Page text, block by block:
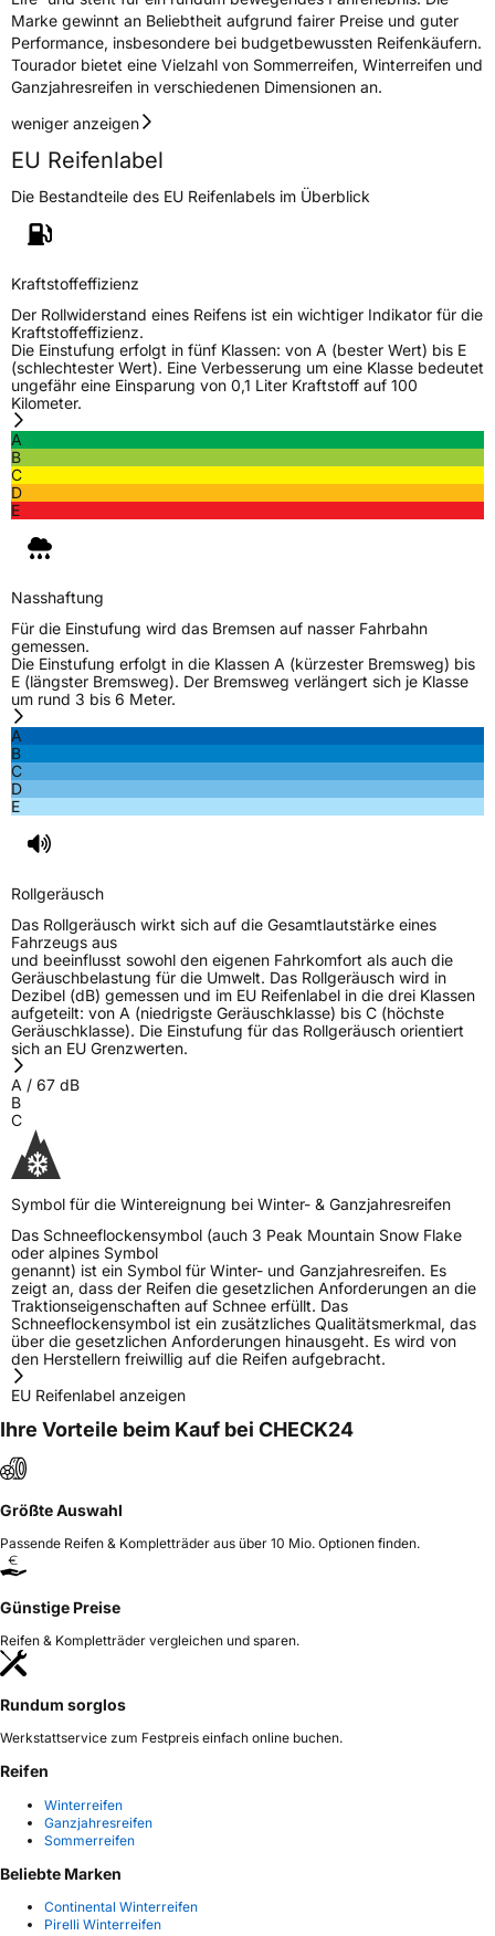
M+SJa
VerstärktXL
EU Label
EffizienzD
Nasshaftung
Rollgeräusch (Klasse)
Rollgeräusch (dB)
FahrzeugklasseC1
3PMSF / Schneeflockensymbol / Alpine-Symbol
EisgripNein
EPREL ID654472
Allgemeine Produktsicherheit (GPSR)
Herstellerkontakt
Verantwortliche
in der EU
Zhongce Rubber Europe, Hollerithallee 17
30419 Hannover Deutschland, sales@zc-
rubber.com
Marke gewinnt an Beliebtheit aufgrund fairer Preise und guter
Performance, insbesondere bei budgetbewussten Reifenkäufern.
Tourador bietet eine Vielzahl von Sommerreifen, Winterreifen und
Ganzjahresreifen in verschiedenen Dimensionen an.
weniger anzeigen
EU Reifenlabel
Die Bestandteile des EU Reifenlabels im Überblick
Kraftstoffeffizienz
Der Rollwiderstand eines Reifens ist ein wichtiger Indikator für die
Kraftstoffeffizienz.
Die Einstufung erfolgt in fünf Klassen: von A (bester Wert) bis E
(schlechtester Wert). Eine Verbesserung um eine Klasse bedeutet
ungefähr eine Einsparung von 0,1 Liter Kraftstoff auf 100
Kilometer.
A
B
C
D
E
Nasshaftung
Für die Einstufung wird das Bremsen auf nasser Fahrbahn
gemessen.
Die Einstufung erfolgt in die Klassen A (kürzester Bremsweg) bis
E (längster Bremsweg). Der Bremsweg verlängert sich je Klasse
um rund 3 bis 6 Meter.
A
B
C
D
E
Rollgeräusch
Das Rollgeräusch wirkt sich auf die Gesamtlautstärke eines
Fahrzeugs aus
und beeinflusst sowohl den eigenen Fahrkomfort als auch die
Geräuschbelastung für die Umwelt. Das Rollgeräusch wird in
Dezibel (dB) gemessen und im EU Reifenlabel in die drei Klassen
aufgeteilt: von A (niedrigste Geräuschklasse) bis C (höchste
Geräuschklasse). Die Einstufung für das Rollgeräusch orientiert
sich an EU Grenzwerten.
A / 67 dB
B
C
Symbol für die Wintereignung bei Winter- & Ganzjahresreifen
Das Schneeflockensymbol (auch 3 Peak Mountain Snow Flake
oder alpines Symbol
genannt) ist ein Symbol für Winter- und Ganzjahresreifen. Es
zeigt an, dass der Reifen die gesetzlichen Anforderungen an die
Traktionseigenschaften auf Schnee erfüllt. Das
Schneeflockensymbol ist ein zusätzliches Qualitätsmerkmal, das
über die gesetzlichen Anforderungen hinausgeht. Es wird von
den Herstellern freiwillig auf die Reifen aufgebracht.
EU Reifenlabel anzeigen
Ihre Vorteile beim Kauf bei CHECK24
Größte Auswahl
Passende Reifen & Kompletträder aus über 10 Mio. Optionen finden.
Günstige Preise
Reifen & Kompletträder vergleichen und sparen.
Rundum sorglos
Werkstattservice zum Festpreis einfach online buchen.
Reifen
Winterreifen
Ganzjahresreifen
Sommerreifen
Beliebte Marken
Continental Winterreifen
Pirelli Winterreifen